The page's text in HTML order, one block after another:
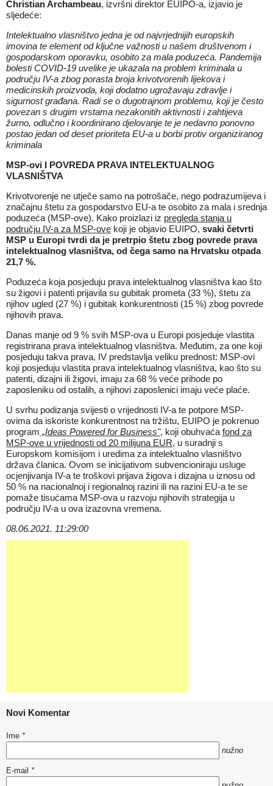
Christian Archambeau, izvršni direktor EUIPO-a, izjavio je
sljedeće:
Intelektualno vlasništvo jedna je od najvrjednijih europskih
imovina te element od ključne važnosti u našem društvenom i
gospodarskom oporavku, osobito za mala poduzeća. Pandemija
bolesti COVID-19 uvelike je ukazala na problem kriminala u
području IV-a zbog porasta broja krivotvorenih lijekova i
medicinskih proizvoda, koji dodatno ugrožavaju zdravlje i
sigurnost građana. Radi se o dugotrajnom problemu, koji je često
povezan s drugim vrstama nezakonitih aktivnosti i zahtijeva
žurno, odlučno i koordinirano djelovanje te je nedavno ponovno
postao jedan od deset prioriteta EU-a u borbi protiv organiziranog
kriminala
MSP-ovi I POVREDA PRAVA INTELEKTUALNOG
VLASNIŠTVA
Krivotvorenje ne utječe samo na potrošače, nego podrazumijeva i
značajnu štetu za gospodarstvo EU-a te osobito za mala i srednja
poduzeća (MSP-ove). Kako proizlazi iz pregleda stanja u
području IV-a za MSP-ove koji je objavio EUIPO, svaki četvrti
MSP u Europi tvrdi da je pretrpio štetu zbog povrede prava
intelektualnog vlasništva, od čega samo na Hrvatsku otpada
21,7 %.
Poduzeća koja posjeduju prava intelektualnog vlasništva kao što
su žigovi i patenti prijavila su gubitak prometa (33 %), štetu za
njihov ugled (27 %) i gubitak konkurentnosti (15 %) zbog povrede
njihovih prava.
Danas manje od 9 % svih MSP-ova u Europi posjeduje vlastita
registrirana prava intelektualnog vlasništva. Međutim, za one koji
posjeduju takva prava, IV predstavlja veliku prednost: MSP-ovi
koji posjeduju vlastita prava intelektualnog vlasništva, kao što su
patenti, dizajni ili žigovi, imaju za 68 % veće prihode po
zaposleniku od ostalih, a njihovi zaposlenici imaju veće plaće.
U svrhu podizanja svijesti o vrijednosti IV-a te potpore MSP-
ovima da iskoriste konkurentnost na tržištu, EUIPO je pokrenuo
program „Ideas Powered for Business", koji obuhvaća fond za
MSP-ove u vrijednosti od 20 milijuna EUR, u suradnji s
Europskom komisijom i uredima za intelektualno vlasništvo
država članica. Ovom se inicijativom subvencioniraju usluge
ocjenjivanja IV-a te troškovi prijava žigova i dizajna u iznosu od
50 % na nacionalnoj i regionalnoj razini ili na razini EU-a te se
pomaže tisućama MSP-ova u razvoju njihovih strategija u
području IV-a u ova izazovna vremena.
08.06.2021. 11:29:00
Novi Komentar
Ime *
nužno
E-mail *